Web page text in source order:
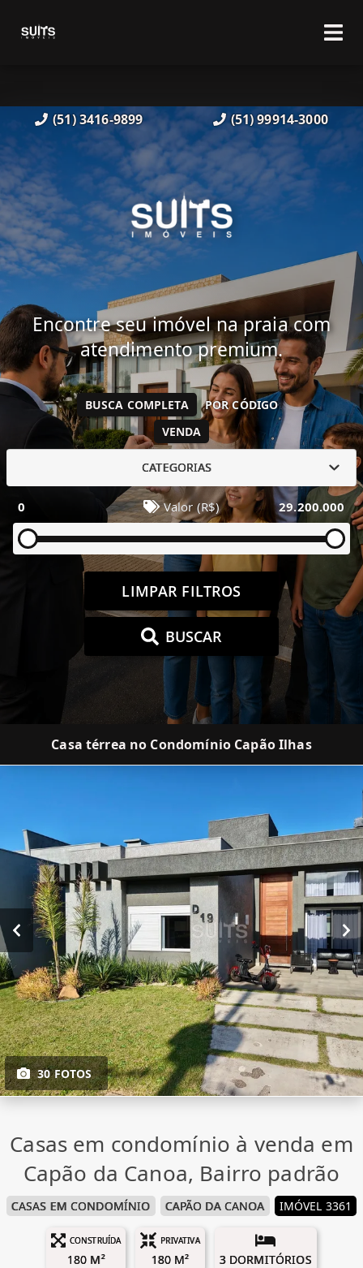
(51) 3416-9899 (51) 99914-3000
Encontre seu imóvel na praia com
atendimento premium.
VENDA
BUSCA COMPLETA POR CÓDIGO
CATEGORIAS
0 Valor (R$) 29.200.000
LIMPAR FILTROS
BUSCAR
Casa térrea no Condomínio Capão Ilhas
30 FOTOS
Casas em condomínio à venda em
Capão da Canoa, Bairro padrão
CASAS EM CONDOMÍNIO CAPÃO DA CANOA IMÓVEL 3361
CONSTRUÍDA
180 M²
PRIVATIVA
180 M² 3 DORMITÓRIOS